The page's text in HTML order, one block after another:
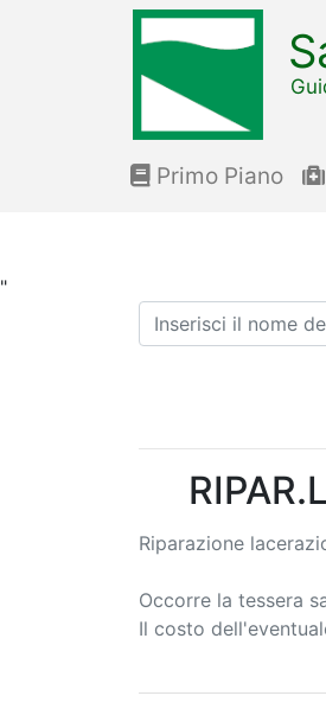
"
Primo Piano
Ricerca
Riparazione
Occorre la tessera
Il costo